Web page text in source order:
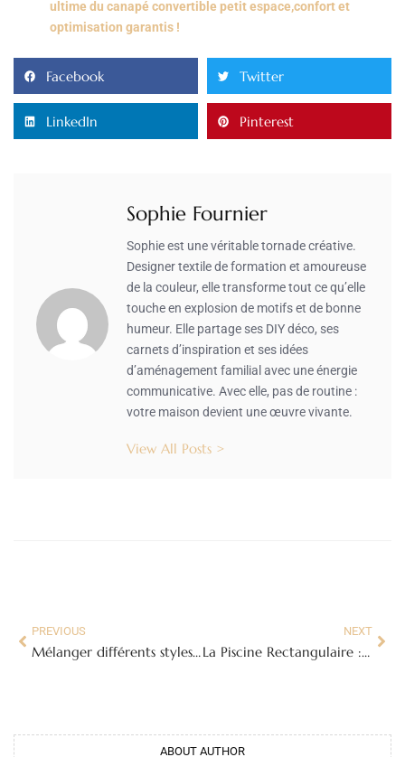
ultime du canapé convertible petit espace,confort et
optimisation garantis !
Facebook Twitter
LinkedIn Pinterest
Sophie Fournier
Sophie est une véritable tornade créative.
Designer textile de formation et amoureuse
de la couleur, elle transforme tout ce qu’elle
touche en explosion de motifs et de bonne
humeur. Elle partage ses DIY déco, ses
carnets d’inspiration et ses idées
d’aménagement familial avec une énergie
communicative. Avec elle, pas de routine :
votre maison devient une œuvre vivante.
View All Posts >
PREVIOUS
Mélanger différents styles de tableaux pour une décoration harmonieuse
NEXT
La Piscine Rectangulaire : Guide Complet pour Choisir le Modèle Idéal
ABOUT AUTHOR